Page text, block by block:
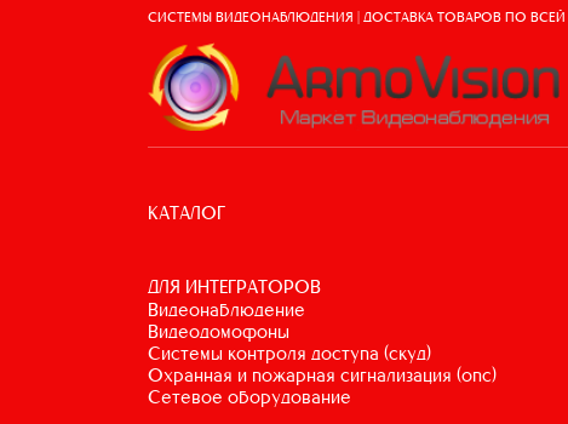
СИСТЕМЫ ВИДЕОНАБЛЮДЕНИЯ | ДОСТАВКА ТОВАРОВ ПО ВСЕЙ
КАТАЛОГ
ДЛЯ ИНТЕГРАТОРОВ
видеонаблюдение
видеодомофоны
системы контроля доступа (скуд)
охранная и пожарная сигнализация (опс)
сетевое оборудование